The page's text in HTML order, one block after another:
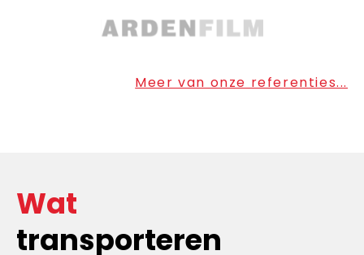
Meer van onze referenties...
Wat
transporteren